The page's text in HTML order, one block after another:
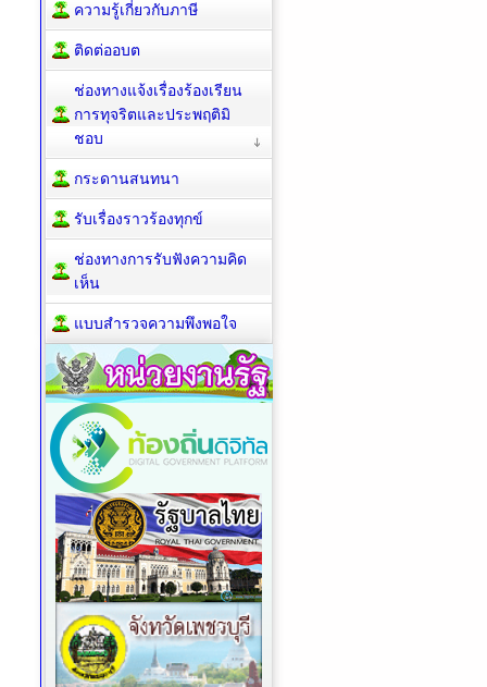
ความรู้เกี่ยวกับภาษี
ติดต่ออบต
ช่องทางแจ้งเรื่องร้องเรียน
การทุจริตและประพฤติมิ
ชอบ
กระดานสนทนา
รับเรื่องราวร้องทุกข์
ช่องทางการรับฟังความคิด
เห็น
แบบสำรวจความพึงพอใจ